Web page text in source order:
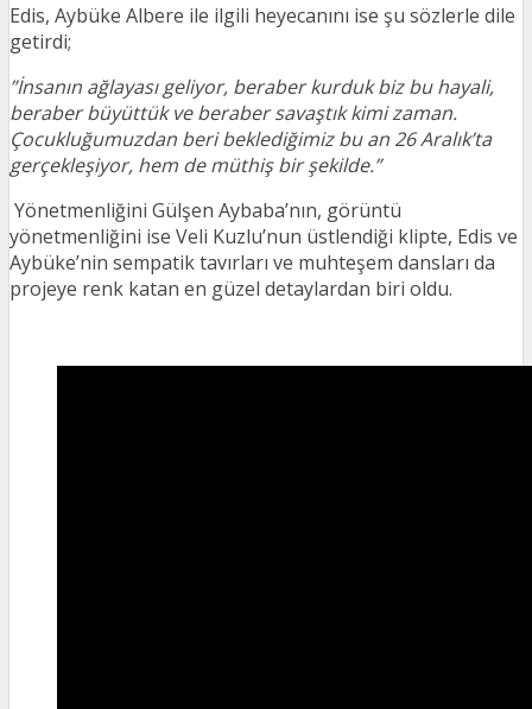
Edis, Aybüke Albere ile ilgili heyecanını ise şu sözlerle dile
getirdi;
”İnsanın ağlayası geliyor, beraber kurduk biz bu hayali,
beraber büyüttük ve beraber savaştık kimi zaman.
Çocukluğumuzdan beri beklediğimiz bu an 26 Aralık’ta
gerçekleşiyor, hem de müthiş bir şekilde.”
Yönetmenliğini Gülşen Aybaba’nın, görüntü
yönetmenliğini ise Veli Kuzlu’nun üstlendiği klipte, Edis ve
Aybüke’nin sempatik tavırları ve muhteşem dansları da
projeye renk katan en güzel detaylardan biri oldu.